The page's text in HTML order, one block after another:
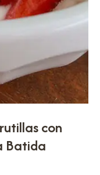
con
Batida